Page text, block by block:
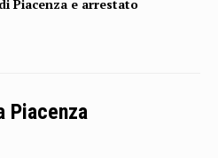
Piacenza e arrestato
Piacenza